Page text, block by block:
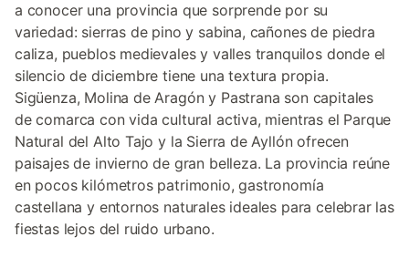
a conocer una provincia que sorprende por su
variedad: sierras de pino y sabina, cañones de piedra
caliza, pueblos medievales y valles tranquilos donde el
silencio de diciembre tiene una textura propia.
Sigüenza, Molina de Aragón y Pastrana son capitales
de comarca con vida cultural activa, mientras el Parque
Natural del Alto Tajo y la Sierra de Ayllón ofrecen
paisajes de invierno de gran belleza. La provincia reúne
en pocos kilómetros patrimonio, gastronomía
castellana y entornos naturales ideales para celebrar las
fiestas lejos del ruido urbano.